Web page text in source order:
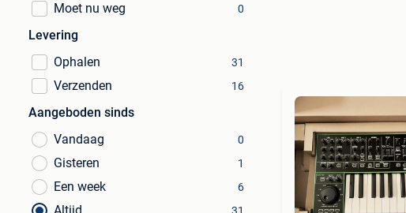
Moet nu weg
0
Levering
Ophalen
31
Verzenden 16
Aangeboden sinds
Vandaag
0
Gisteren 1
Een week 6